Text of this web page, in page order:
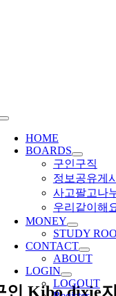
Toggle
Navigation
HOME
BOARDS
구인구직
정보공유게
사고팔고나
우리같이해
MONEY
STUDY
CONTACT
ABOUT
LOGIN
LOGOUT
인 Kibo dixie